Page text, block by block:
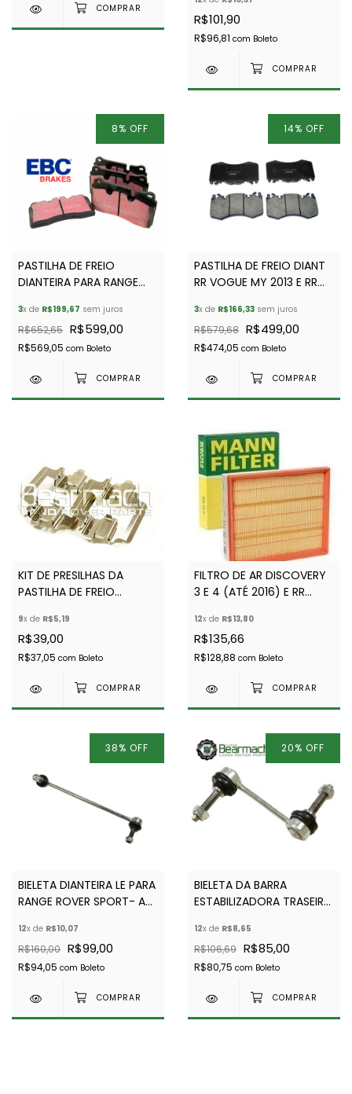
BEARMACH - SEM500090
R$101,90
R$96,81 com Boleto
8% OFF
PASTILHA DE FREIO
DIANTEIRA PARA RANGE
A GÁS SUPERCHARGED
(BREMBO) - EBC -
SFP500070KB -
3x de R$199,67 sem juros
R$652,65 R$599,00
R$569,05 com Boleto
14% OFF
PASTILHA DE FREIO DIANT
RR VOGUE MY 2013 E RR
- LR114004 - LR083935 -
LR093886 -LR160069
3x de R$166,33 sem juros
R$579,68 R$499,00
R$474,05 com Boleto
KIT DE PRESILHAS DA
PASTILHA DE FREIO
LR019626R - LR019626
9x de R$5,19
R$39,00
R$37,05 com Boleto
FILTRO DE AR DISCOVERY
3 E 4 (ATÉ 2016) E RR
MARCA MANN -
PHE0000112 G - PHE000112
12x de R$13,80
R$135,66
R$128,88 com Boleto
38% OFF
BIELETA DIANTEIRA LE PARA
RANGE ROVER SPORT- ATÉ
12x de R$10,07
R$160,00 R$99,00
R$94,05 com Boleto
20% OFF
BIELETA DA BARRA
ESTABILIZADORA TRASEIRA
12x de R$8,65
R$106,69 R$85,00
R$80,75 com Boleto